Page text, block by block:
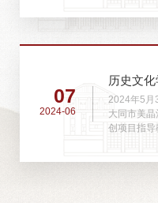
07
2024-06
历史文
2024年5月
大同市美
创项目指导